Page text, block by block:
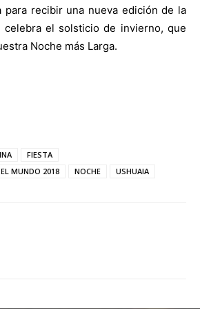
para recibir una nueva edición de la
el solsticio de invierno, que
Noche más Larga.
FIESTA
MUNDO 2018
NOCHE USHUAIA